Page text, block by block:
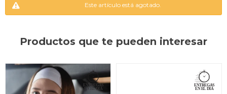
Este artículo está agotado.
Productos que te pueden interesar